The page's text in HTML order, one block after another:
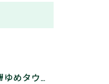
#板野郡買取 #ゆめタウン徳島店 #藍住町買取 #買取大吉 ...